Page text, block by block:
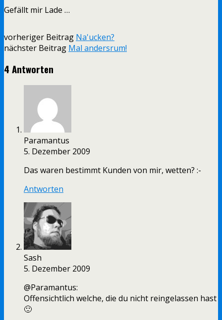
Gefällt mir Lade …
vorheriger Beitrag Na'ucken?
nächster Beitrag Mal andersrum!
4 Antworten
Paramantus
5. Dezember 2009
Das waren bestimmt Kunden von mir, wetten? :-
Antworten
Sash
5. Dezember 2009
@Paramantus:
Offensichtlich welche, die du nicht reingelassen hast
🙂